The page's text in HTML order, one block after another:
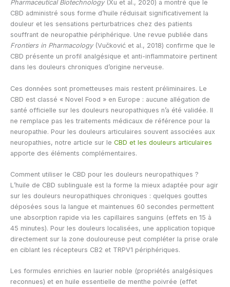
Pharmaceutical Biotechnology(Xu et al., 2020) a montré que le
CBD administré sous forme d’huile réduisait significativement la
douleur et les sensations perturbatrices chez des patients
souffrant de neuropathie périphérique. Une revue publiée dans
Frontiers in Pharmacology(Vučković et al., 2018) confirme que le
CBD présente un profil analgésique et anti-inflammatoire pertinent
dans les douleurs chroniques d’origine nerveuse.
Ces données sont prometteuses mais restent préliminaires. Le
CBD est classé « Novel Food » en Europe : aucune allégation de
santé officielle sur les douleurs neuropathiques n’a été validée. Il
ne remplace pas les traitements médicaux de référence pour la
neuropathie. Pour les douleurs articulaires souvent associées aux
neuropathies, notre article sur le CBD et les douleurs articulaires
apporte des éléments complémentaires.
Comment utiliser le CBD pour les douleurs neuropathiques ?
L’huile de CBD sublinguale est la forme la mieux adaptée pour agir
sur les douleurs neuropathiques chroniques : quelques gouttes
déposées sous la langue et maintenues 60 secondes permettent
une absorption rapide via les capillaires sanguins (effets en 15 à
45 minutes). Pour les douleurs localisées, une application topique
directement sur la zone douloureuse peut compléter la prise orale
en ciblant les récepteurs CB2 et TRPV1 périphériques.
Les formules enrichies en laurier noble (propriétés analgésiques
reconnues) et en huile essentielle de menthe poivrée (effet